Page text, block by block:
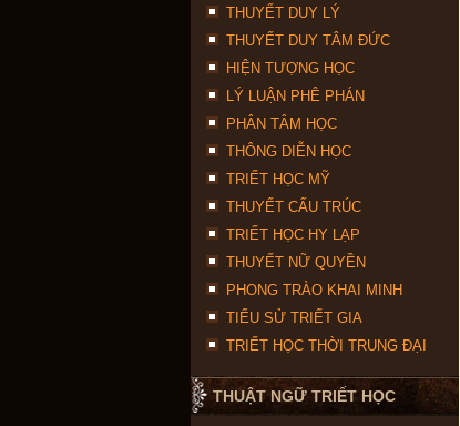
THUYẾT DUY LÝ
THUYẾT DUY TÂM ĐỨC
HIỆN TƯỢNG HỌC
LÝ LUẬN PHÊ PHÁN
PHÂN TÂM HỌC
THÔNG DIỄN HỌC
TRIẾT HỌC MỸ
THUYẾT CẤU TRÚC
TRIẾT HỌC HY LẠP
THUYẾT NỮ QUYỀN
PHONG TRÀO KHAI MINH
TIỂU SỬ TRIẾT GIA
TRIẾT HỌC THỜI TRUNG ĐẠI
THUẬT NGỮ TRIẾT HỌC